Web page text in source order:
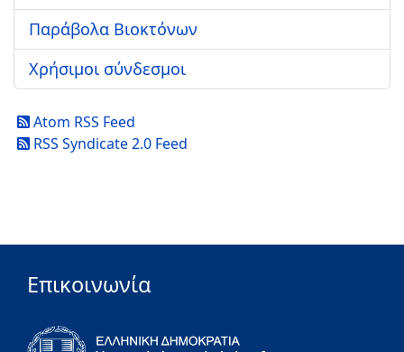
Παράβολα Βιοκτόνων
Χρήσιμοι σύνδεσμοι
Atom RSS Feed
RSS Syndicate 2.0 Feed
Επικοινωνία